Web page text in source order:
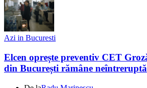
Azi in Bucuresti
Elcen oprește preventiv CET
din București rămâne neîntreruptă